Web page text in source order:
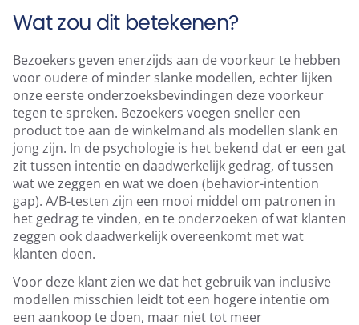
Wat zou dit betekenen?
Bezoekers geven enerzijds aan de voorkeur te hebben
voor oudere of minder slanke modellen, echter lijken
onze eerste onderzoeksbevindingen deze voorkeur
tegen te spreken. Bezoekers voegen sneller een
product toe aan de winkelmand als modellen slank en
jong zijn. In de psychologie is het bekend dat er een gat
zit tussen intentie en daadwerkelijk gedrag, of tussen
wat we zeggen en wat we doen (behavior-intention
gap). A/B-testen zijn een mooi middel om patronen in
het gedrag te vinden, en te onderzoeken of wat klanten
zeggen ook daadwerkelijk overeenkomt met wat
klanten doen.
Voor deze klant zien we dat het gebruik van inclusive
modellen misschien leidt tot een hogere intentie om
een aankoop te doen, maar niet tot meer